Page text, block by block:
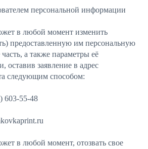
персональной информации
в любой момент изменить
предоставленную им персональную
а также параметры её
оставив заявление в адрес
следующим способом:
55-48
в любой момент, отозвать свое